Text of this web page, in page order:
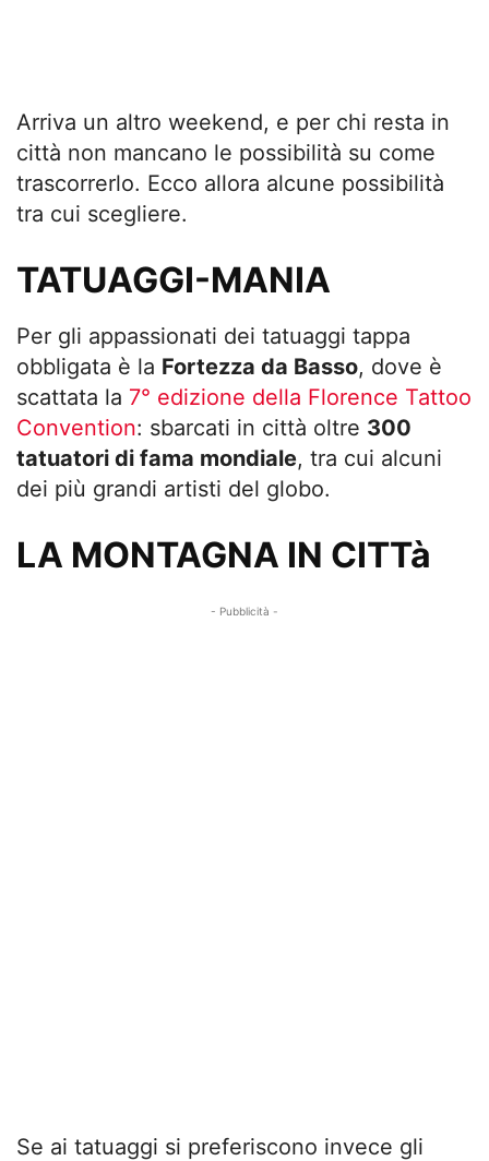
Arriva un altro weekend, e per chi resta in
città non mancano le possibilità su come
trascorrerlo. Ecco allora alcune possibilità
tra cui scegliere.
TATUAGGI-MANIA
Per gli appassionati dei tatuaggi tappa
obbligata è la Fortezza da Basso, dove è
scattata la 7° edizione della Florence Tattoo
Convention: sbarcati in città oltre 300
tatuatori di fama mondiale, tra cui alcuni
dei più grandi artisti del globo.
LA MONTAGNA IN CITTà
- Pubblicità -
Se ai tatuaggi si preferiscono invece gli